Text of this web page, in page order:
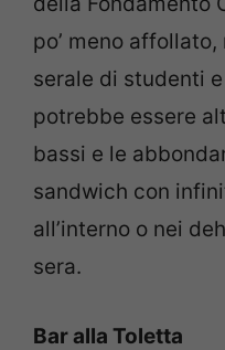
po’ meno
serale di studenti
potrebbe essere
bassi e le
sandwich con
all’interno o nei
sera.
Bar alla Toletta